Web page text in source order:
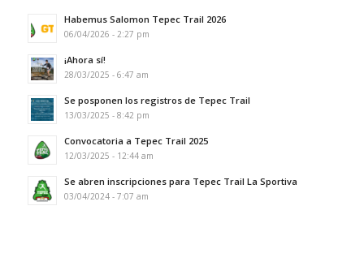
Habemus Salomon Tepec Trail 2026
06/04/2026 - 2:27 pm
¡Ahora sí!
28/03/2025 - 6:47 am
Se posponen los registros de Tepec Trail
13/03/2025 - 8:42 pm
Convocatoria a Tepec Trail 2025
12/03/2025 - 12:44 am
Se abren inscripciones para Tepec Trail La Sportiva
03/04/2024 - 7:07 am